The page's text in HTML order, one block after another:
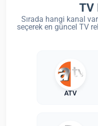
TV
Sırada hangi kanal
seçerek en güncel TV
ATV